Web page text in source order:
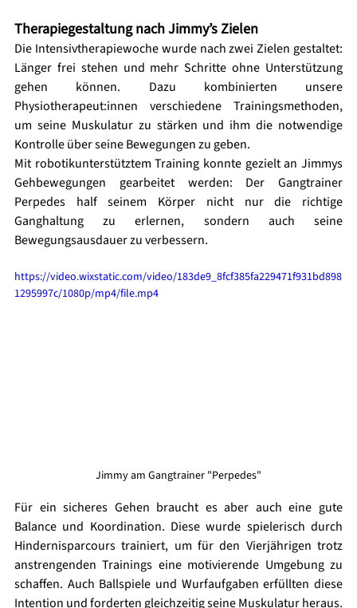
Therapiegestaltung nach Jimmy’s Zielen
Die Intensivtherapiewoche wurde nach zwei Zielen gestaltet:
Länger frei stehen und mehr Schritte ohne Unterstützung
gehen können. Dazu kombinierten unsere
Physiotherapeut:innen verschiedene Trainingsmethoden,
um seine Muskulatur zu stärken und ihm die notwendige
Kontrolle über seine Bewegungen zu geben.
Mit robotikunterstütztem Training konnte gezielt an Jimmys
Gehbewegungen gearbeitet werden: Der Gangtrainer
Perpedes half seinem Körper nicht nur die richtige
Ganghaltung zu erlernen, sondern auch seine
Bewegungsausdauer zu verbessern.
https://video.wixstatic.com/video/183de9_8fcf385fa229471f931bd898
1295997c/1080p/mp4/file.mp4
Jimmy am Gangtrainer "Perpedes"
Für ein sicheres Gehen braucht es aber auch eine gute
Balance und Koordination. Diese wurde spielerisch durch
Hindernisparcours trainiert, um für den Vierjährigen trotz
anstrengenden Trainings eine motivierende Umgebung zu
schaffen. Auch Ballspiele und Wurfaufgaben erfüllten diese
Intention und forderten gleichzeitig seine Muskulatur heraus.